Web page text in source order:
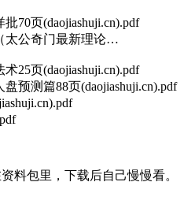
70页(daojiashuji.cn).pdf
太公奇门最新理论…
25页(daojiashuji.cn).pdf
预测篇88页(daojiashuji.cn).pdf
料包里，下载后自己慢慢看。